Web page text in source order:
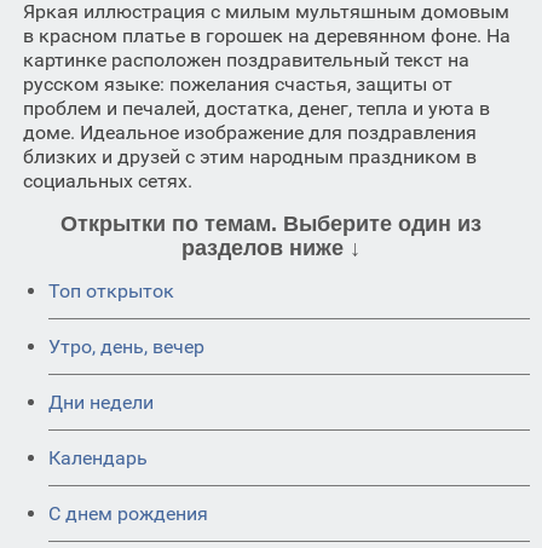
Яркая иллюстрация с милым мультяшным домовым
в красном платье в горошек на деревянном фоне. На
картинке расположен поздравительный текст на
русском языке: пожелания счастья, защиты от
проблем и печалей, достатка, денег, тепла и уюта в
доме. Идеальное изображение для поздравления
близких и друзей с этим народным праздником в
социальных сетях.
Открытки по темам. Выберите один из
разделов ниже ↓
Топ открыток
Утро, день, вечер
Дни недели
Календарь
C днем рождения